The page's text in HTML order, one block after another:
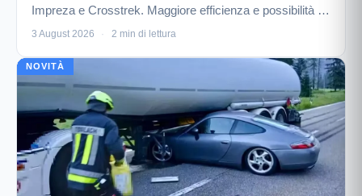
Impreza e Crosstrek. Maggiore efficienza e possibilità di
guida elettrica prolungata, in attesa di conferme per
3 August 2026 · 2 min di lettura
NOVITÀ